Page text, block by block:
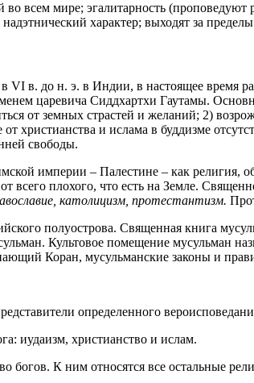
во всем мире; эгалитарность
характер; выходят за
в VI в. до н. э. в Индии, в настоящее
царевича Сиддхартхи Гаутамы.
от земных страстей и желаний; 2)
христианства и ислама в буддизме
свободы.
империи – Палестине – как
всего плохого, что есть на Земле.
католицизм, протестантизм.
полуострова. Священная книга
Культовое помещение мусульман
Коран, мусульманские законы и
определенного
иудаизм, христианство и ислам.
богов. К ним относятся все остальные